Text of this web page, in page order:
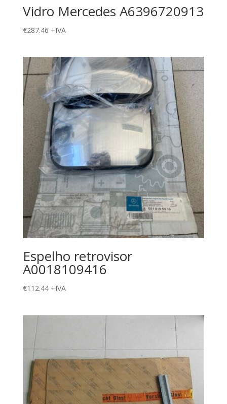
Vidro Mercedes A6396720913
€287.46 +IVA
Espelho retrovisor
A0018109416
€112.44 +IVA